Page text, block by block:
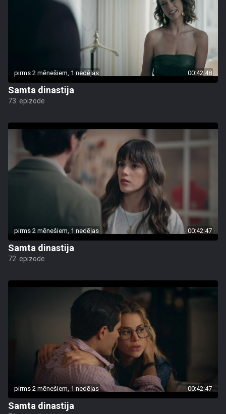
pirms 2 mēnešiem, 1 nedēļas 00:42:48
Samta dinastija
73. epizode
pirms 2 mēnešiem, 1 nedēļas 00:42:47
Samta dinastija
72. epizode
pirms 2 mēnešiem, 1 nedēļas 00:42:47
Samta dinastija